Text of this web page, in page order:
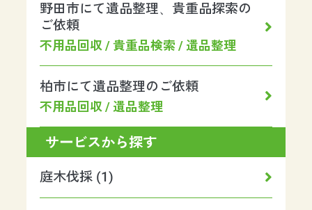
野田市にて遺品整理、貴重品探索の
ご依頼
不用品回収 / 貴重品検索 / 遺品整理
柏市にて遺品整理のご依頼
不用品回収 / 遺品整理
サービスから探す
庭木伐採 (1)